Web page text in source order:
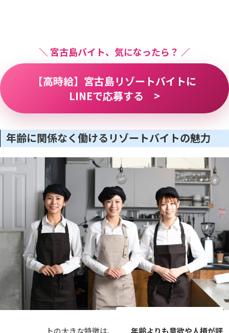
＼ 宮古島バイト、気になったら？ ／
【高時給】宮古島リゾートバイトに
LINEで応募する >
年齢に関係なく働けるリゾートバイトの魅力
リゾートバイトの大きな特徴は、
年齢よりも意欲や人柄が評